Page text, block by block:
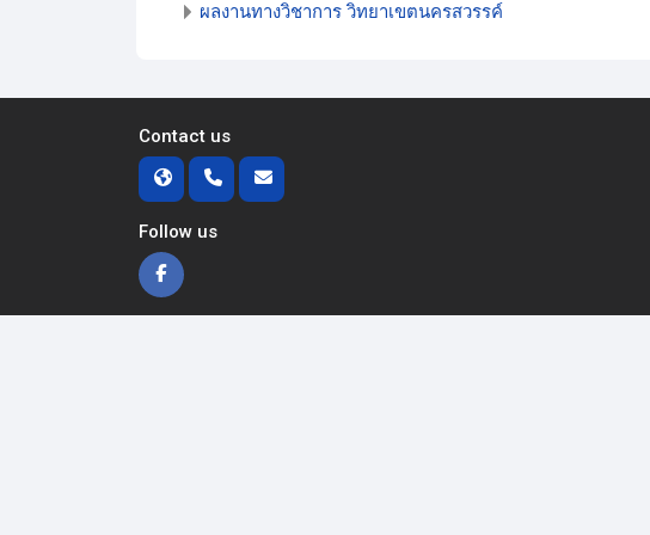
ผลงานทางวิชาการ วิทยาเขตนครสวรรค์
Contact us
Follow us